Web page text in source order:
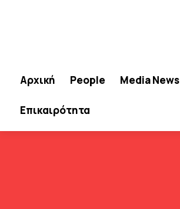
Αρχική People Media News
Επικαιρότητα